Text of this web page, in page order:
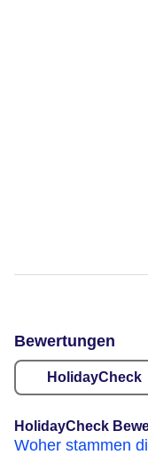
Bewertungen
HolidayCheck
HolidayCheck
Woher stammen